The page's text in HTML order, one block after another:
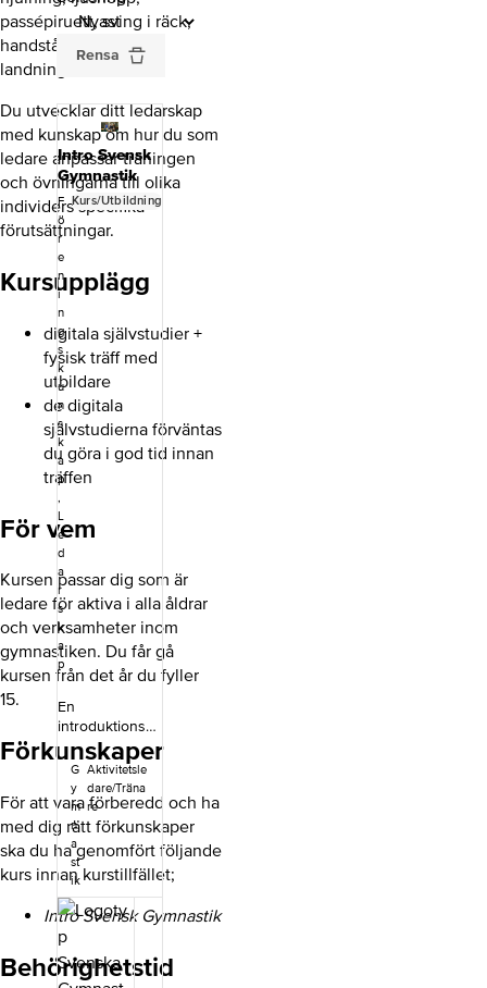
passépiruett, sving i räck,
handstående och
landningar.
Du utvecklar ditt ledarskap
med kunskap om hur du som
ledare anpassar träningen
och övningarna till olika
individers specifika
förutsättningar.
Kursupplägg
digitala självstudier +
fysisk träff med
utbildare
de digitala
självstudierna förväntas
du göra i god tid innan
träffen
För vem
Kursen passar dig som är
ledare för aktiva i alla åldrar
och verksamheter inom
gymnastiken. Du får gå
kursen från det år du fyller
15.
Förkunskaper
För att vara förberedd och ha
med dig rätt förkunskaper
ska du ha genomfört följande
kurs innan kurstillfället;
Intro Svensk Gymnastik
Behörighetstid
Rensa
Intro Svensk
Gymnastik
F
ö
r
e
n
i
n
g
s
k
u
n
s
k
a
p
,
L
e
d
a
r
s
k
a
p
Kurs/Utbildning
En
introduktionsku
rs som ger dig
en första
inblick i Svensk
Gymnastik.
Kursen ger dig
inspiration
oavsett om du
leder träning
eller
organisation.
Kursinnehåll
Genom kursen
får du lära dig
G
y
m
n
a
st
ik
Aktivitetsle
dare/Träna
re